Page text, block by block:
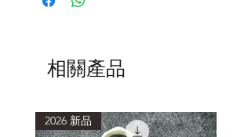
低於40度的水溫，浸泡15分鐘或以上再
避免重複搓揉擠壓，造成織品氈化縮
相關產品
2026 新品